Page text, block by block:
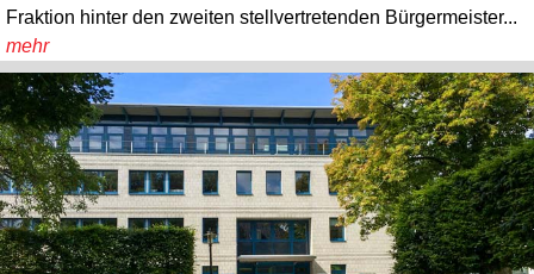
Fraktion hinter den zweiten stellvertretenden Bürgermeister...
mehr